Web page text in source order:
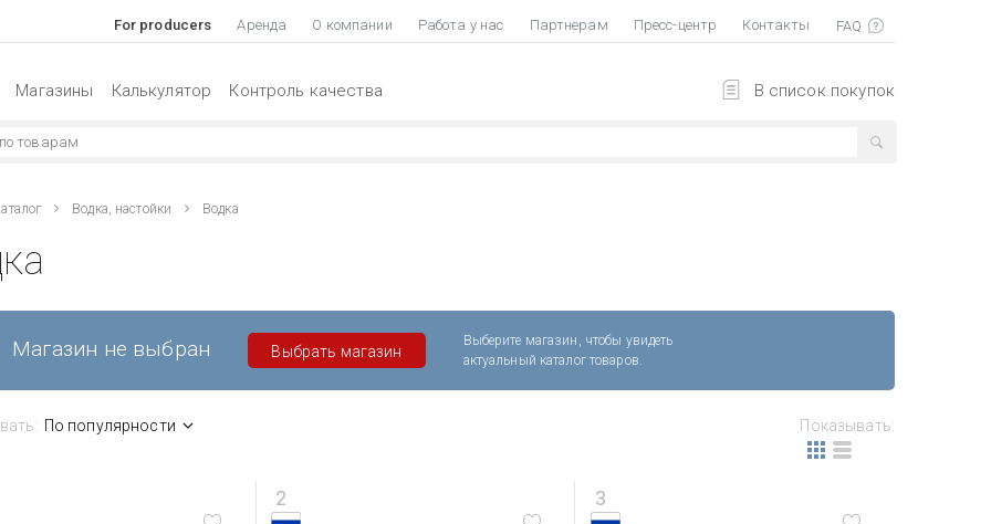
For producers Аренда О компании Работа у нас Партнерам Пресс-центр Контакты
В список покупок
Магазины Калькулятор Контроль качества
Водка, настойки Водка
Магазин не выбран Выбрать магазин
Выберите магазин, чтобы увидеть
актуальный каталог товаров.
По популярности Показывать:
2 3